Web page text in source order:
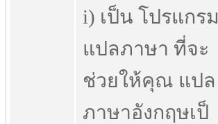
i) เป็น โปรแกรม
แปลภาษา ที่จะ
ช่วยให้คุณ แปล
ภาษาอังกฤษเป็